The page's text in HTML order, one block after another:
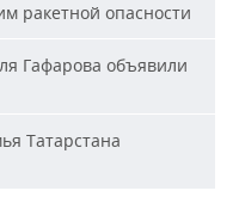
ракетной опасности
Гафарова объявили
Татарстана